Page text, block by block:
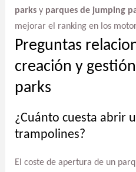
parksy parques de jumping
mejorar el ranking en los
Preguntas
creación y
parks
¿Cuánto cuesta abrir
trampolines?
El coste de apertura de un